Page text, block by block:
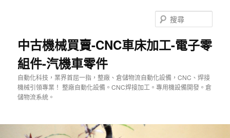
中古機械買賣-CNC車床加工-電子零
組件-汽機車零件
自動化科技，業界首屈一指，整廠、倉儲物流自動化設備，CNC、焊接
機械引領專業！ 整廠自動化設備。CNC焊接加工。專用機設備開發。倉
儲物流系統。
尋